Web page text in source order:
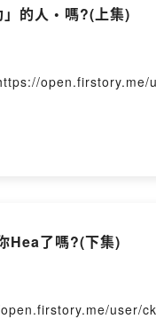
的人 • 嗎?(上集)
https://
Hea了嗎?(下集)
open.firstory.me/